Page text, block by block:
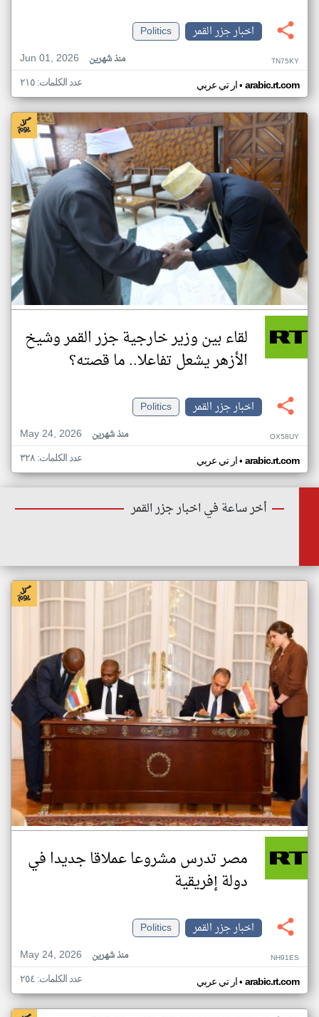
اخبار جزر القمر
Politics
Jun 01, 2026
منذ شهرين TN75KY
ار تي عربي• arabic.rt.com عدد الكلمات: ٢١٥
لقاء بين وزير خارجية جزر القمر وشيخ
الأزهر يشعل تفاعلا.. ما قصته؟
اخبار جزر القمر
Politics
May 24, 2026
منذ شهرين OX58UY
ار تي عربي• arabic.rt.com عدد الكلمات: ٣٢٨
أخر ساعة في اخبار جزر القمر
مصر تدرس مشروعا عملاقا جديدا في
دولة إفريقية
اخبار جزر القمر
Politics
May 24, 2026
منذ شهرين NH91ES
ار تي عربي• arabic.rt.com عدد الكلمات: ٢٥٤